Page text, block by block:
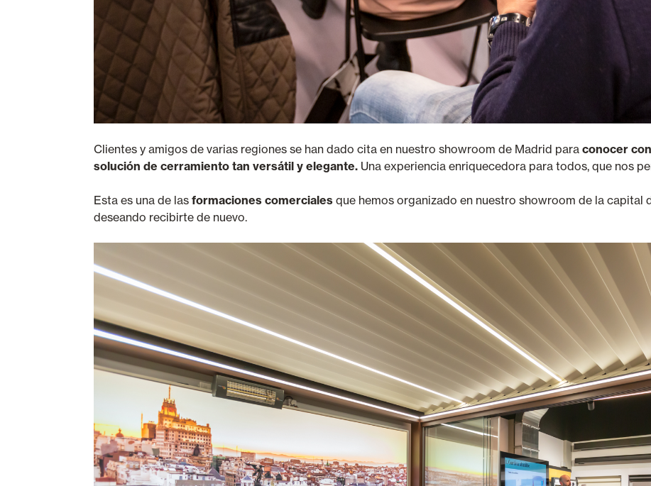
Clientes y amigos de varias regiones se han dado cita en nuestro showroom de Madrid para conocer
solución de cerramiento tan versátil y elegante. Una experiencia enriquecedora para todos, que nos
Esta es una de las formaciones comerciales que hemos organizado en nuestro showroom de la capital
deseando recibirte de nuevo.